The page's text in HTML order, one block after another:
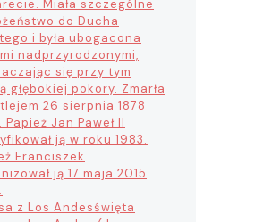
Miała szczególne
do Ducha
i była ubogacona
nadprzyrodzonymi,
się przy tym
głębokiej pokory. Zmarła
26 sierpnia 1878
Papież Jan Paweł II
ją w roku 1983.
Franciszek
ją 17 maja 2015
z Los Andesświęta